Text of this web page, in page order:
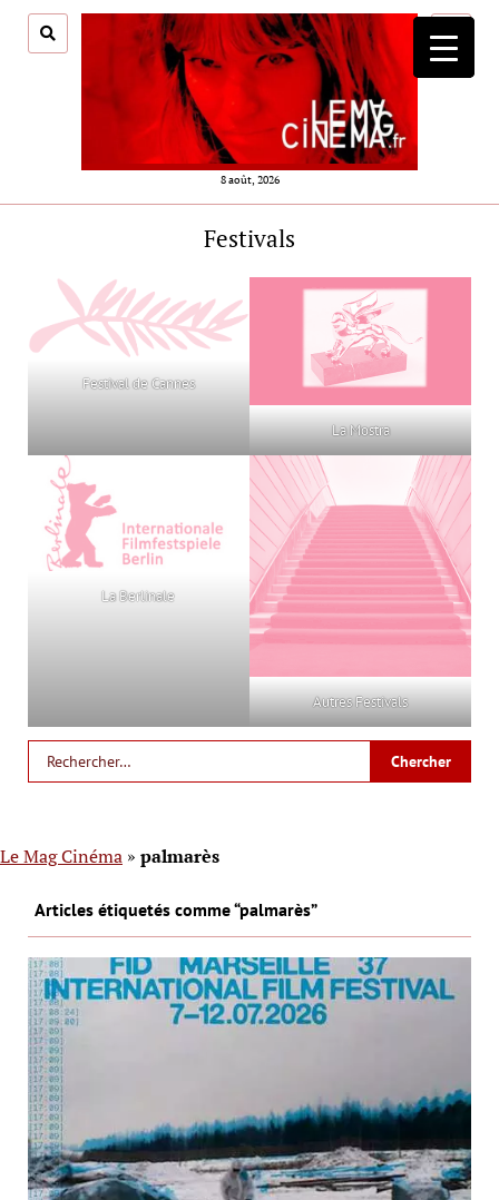
8 août, 2026
menu
Festivals
Festival de Cannes
La Mostra
La Berlinale
Autres Festivals
Le Mag Cinéma » palmarès
Articles étiquetés comme “palmarès”